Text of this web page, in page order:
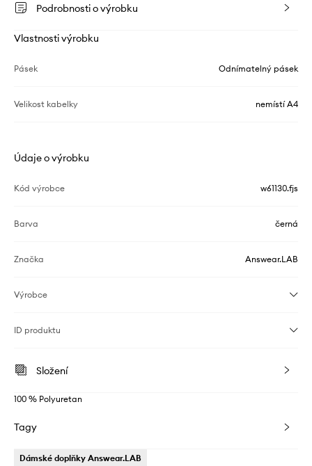
Podrobnosti o výrobku
Vlastnosti výrobku
Pásek Odnímatelný pásek
Velikost kabelky nemístí A4
Údaje o výrobku
Kód výrobce w61130.fjs
Barva černá
Značka Answear.LAB
Výrobce
ID produktu
Složení
100 % Polyuretan
Tagy
Dámské doplňky Answear.LAB